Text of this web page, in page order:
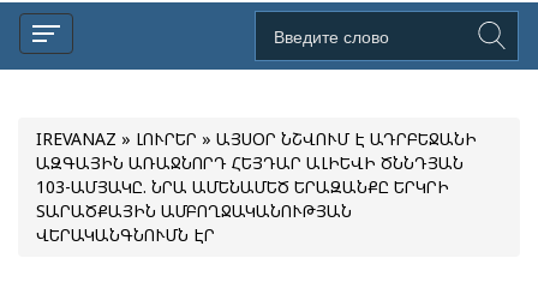
IREVANAZ » ԼՈՒՐԵՐ » ԱՅՍՕՐ ՆՇՎՈՒՄ Է ԱԴՐԲԵՋԱՆԻ
ԱԶԳԱՅԻՆ ԱՌԱՋՆՈՐԴ ՀԵՅԴԱՐ ԱԼԻԵՎԻ ԾՆՆԴՅԱՆ
103-ԱՄՅԱԿԸ. ՆՐԱ ԱՄԵՆԱՄԵԾ ԵՐԱԶԱՆՔԸ ԵՐԿՐԻ
ՏԱՐԱԾՔԱՅԻՆ ԱՄԲՈՂՋԱԿԱՆՈՒԹՅԱՆ
ՎԵՐԱԿԱՆԳՆՈՒՄՆ ԷՐ